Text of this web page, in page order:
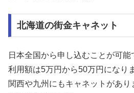
北海道の街金キャネット
日本全国から申し込むことが可能
利用額は5万円から50万円になり
関西や九州にもキャネットがあ